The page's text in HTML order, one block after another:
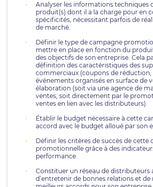
Analyser les informations techniques
produit(s) dont il a la charge pour en
spécificités, nécessitant parfois de
de marché.
Définir le type de campagne
mettre en place en fonction du
des objectifs de son entreprise. Cela
définition des caractéristiques des
commerciaux (coupons de réduction,
événements organisés en surface de
élaboration (soit via une agence de
ventes, soit directement par le
ventes en lien avec les distributeurs).
Établir le budget nécessaire à cette
accord avec le budget alloué par son
Définir les critères de succès de cette
promotionnelle grâce à des
performance.
Constituer un réseau de distributeurs
d’entretenir de bonnes relations et de